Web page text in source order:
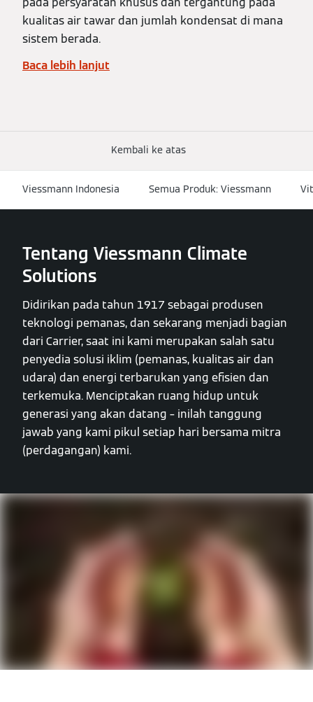
kualitas air tawar dan jumlah kondensat di mana
sistem berada.
Baca lebih lanjut
Kembali ke atas
Viessmann Indonesia Semua Produk: Viessmann
Tentang Viessmann Climate
Solutions
Didirikan pada tahun 1917 sebagai produsen
teknologi pemanas, dan sekarang menjadi bagian
dari Carrier, saat ini kami merupakan salah satu
penyedia solusi iklim (pemanas, kualitas air dan
udara) dan energi terbarukan yang efisien dan
terkemuka. Menciptakan ruang hidup untuk
generasi yang akan datang – inilah tanggung
jawab yang kami pikul setiap hari bersama mitra
(perdagangan) kami.